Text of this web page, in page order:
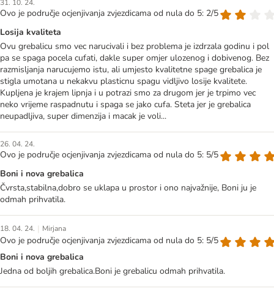
31. 10. 24.
Ovo je područje ocjenjivanja zvjezdicama od nula do 5: 2/5
Losija kvaliteta
Ovu grebalicu smo vec narucivali i bez problema je izdrzala godinu i pol
pa se spaga pocela cufati, dakle super omjer ulozenog i dobivenog. Bez
razmisljanja narucujemo istu, ali umjesto kvalitetne spage grebalica je
stigla umotana u nekakvu plasticnu spagu vidljivo losije kvalitete.
Kupljena je krajem lipnja i u potrazi smo za drugom jer je trpimo vec
neko vrijeme raspadnutu i spaga se jako cufa. Steta jer je grebalica
neupadljiva, super dimenzija i macak je voli...
26. 04. 24.
Ovo je područje ocjenjivanja zvjezdicama od nula do 5: 5/5
Boni i nova grebalica
Čvrsta,stabilna,dobro se uklapa u prostor i ono najvažnije, Boni ju je
odmah prihvatila.
18. 04. 24. | Mirjana
Ovo je područje ocjenjivanja zvjezdicama od nula do 5: 5/5
Boni i nova grebalica
Jedna od boljih grebalica.Boni je grebalicu odmah prihvatila.